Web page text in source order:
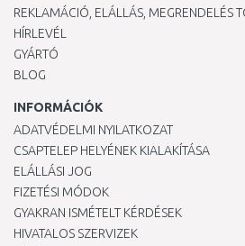
REKLAMÁCIÓ, ELÁLLÁS, MEGRENDELÉS
HÍRLEVÉL
GYÁRTÓ
BLOG
INFORMÁCIÓK
ADATVÉDELMI NYILATKOZAT
CSAPTELEP HELYÉNEK KIALAKÍTÁSA
ELÁLLÁSI JOG
FIZETÉSI MÓDOK
GYAKRAN ISMÉTELT KÉRDÉSEK
HIVATALOS SZERVIZEK